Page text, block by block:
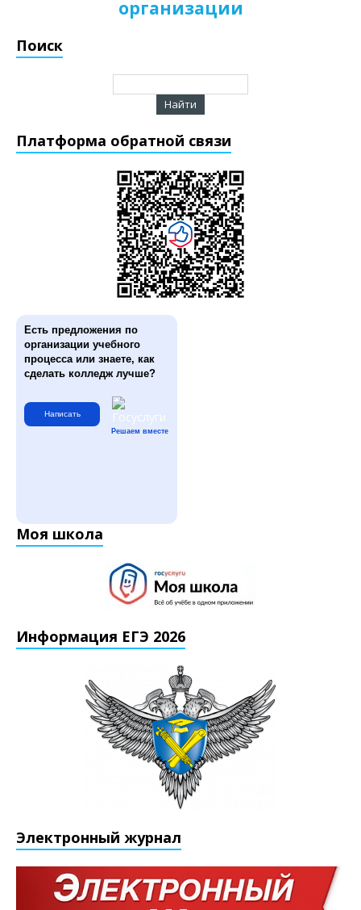
организации
Поиск
Платформа обратной связи
Есть предложения по
организации учебного
процесса или знаете, как
сделать колледж лучше?
Написать
Решаем вместе
Моя школа
Информация ЕГЭ 2026
Электронный журнал